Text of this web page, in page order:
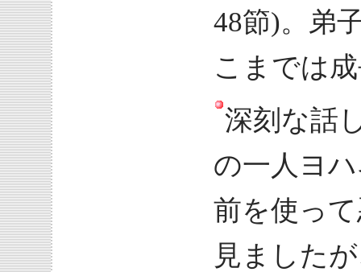
48節)。弟
こまでは
深刻な話
の一人ヨ
前を使っ
見ました